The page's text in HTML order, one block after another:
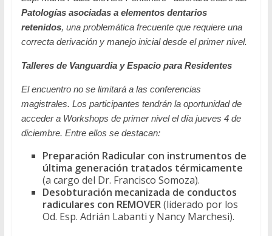
Patologías asociadas a elementos dentarios
retenidos, una problemática frecuente que requiere una
correcta derivación y manejo inicial desde el primer nivel.
Talleres de Vanguardia y Espacio para Residentes
El encuentro no se limitará a las conferencias
magistrales. Los participantes tendrán la oportunidad de
acceder a Workshops de primer nivel el día jueves 4 de
diciembre. Entre ellos se destacan:
Preparación Radicular con instrumentos de
última generación tratados térmicamente
(a cargo del Dr. Francisco Somoza).
Desobturación mecanizada de conductos
radiculares con REMOVER(liderado por los
Od. Esp. Adrián Labanti y Nancy Marchesi).